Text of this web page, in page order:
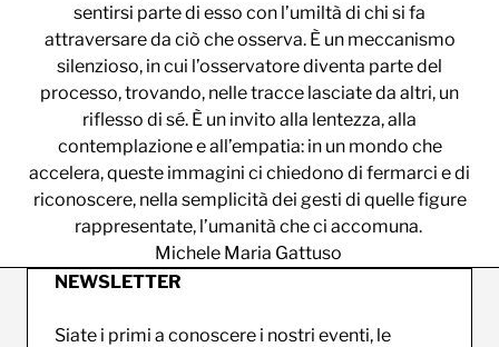
sentirsi parte di esso con l’umiltà di chi si fa
attraversare da ciò che osserva. È un meccanismo
silenzioso, in cui l’osservatore diventa parte del
processo, trovando, nelle tracce lasciate da altri, un
riflesso di sé. È un invito alla lentezza, alla
contemplazione e all’empatia: in un mondo che
accelera, queste immagini ci chiedono di fermarci e di
riconoscere, nella semplicità dei gesti di quelle figure
rappresentate, l’umanità che ci accomuna.
Michele Maria Gattuso
NEWSLETTER
Siate i primi a conoscere i nostri eventi, le